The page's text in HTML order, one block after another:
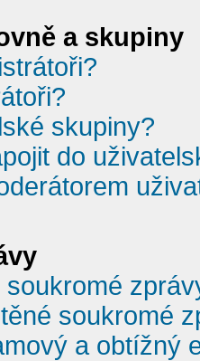
a skupiny
skupiny?
do
soukromé
a obtížný